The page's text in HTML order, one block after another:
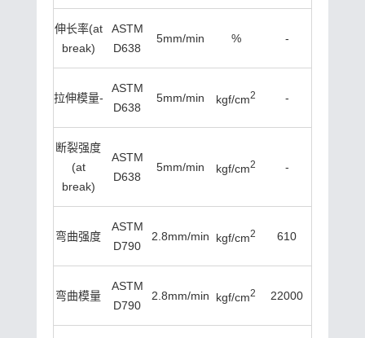
伸长率(at
break)
ASTM
D638
5mm/min % -
拉伸模量-
ASTM
D638
5mm/min kgf/cm2 -
断裂强度
(at
break)
ASTM
D638
5mm/min kgf/cm2 -
弯曲强度
ASTM
D790
2.8mm/min kgf/cm2 610
弯曲模量
ASTM
D790
2.8mm/min kgf/cm2 22000